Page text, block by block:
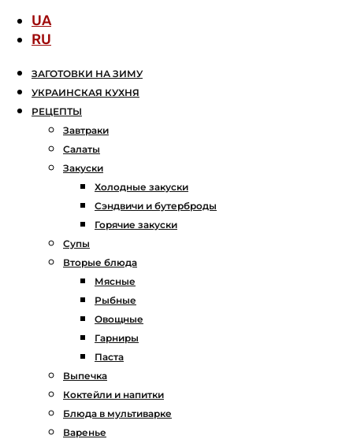
UA
RU
ЗАГОТОВКИ НА ЗИМУ
УКРАИНСКАЯ КУХНЯ
РЕЦЕПТЫ
Завтраки
Салаты
Закуски
Холодные закуски
Сэндвичи и бутерброды
Горячие закуски
Супы
Вторые блюда
Мясные
Рыбные
Овощные
Гарниры
Паста
Выпечка
Коктейли и напитки
Блюда в мультиварке
Варенье